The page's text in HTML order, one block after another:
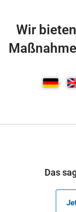
Wir
Das